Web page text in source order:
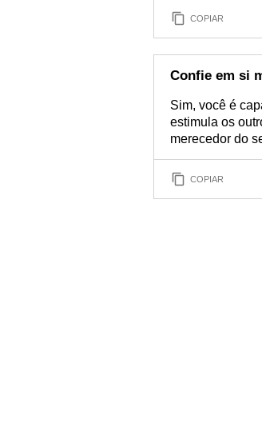
COPIAR
Confie em si
Sim, você é
estimula os
merecedor do
COPIAR